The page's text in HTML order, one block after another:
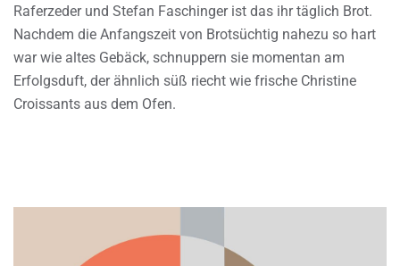
Raferzeder und Stefan Faschinger ist das ihr täglich Brot.
Nachdem die Anfangszeit von Brotsüchtig nahezu so hart
war wie altes Gebäck, schnuppern sie momentan am
Erfolgsduft, der ähnlich süß riecht wie frische Christine
Croissants aus dem Ofen.